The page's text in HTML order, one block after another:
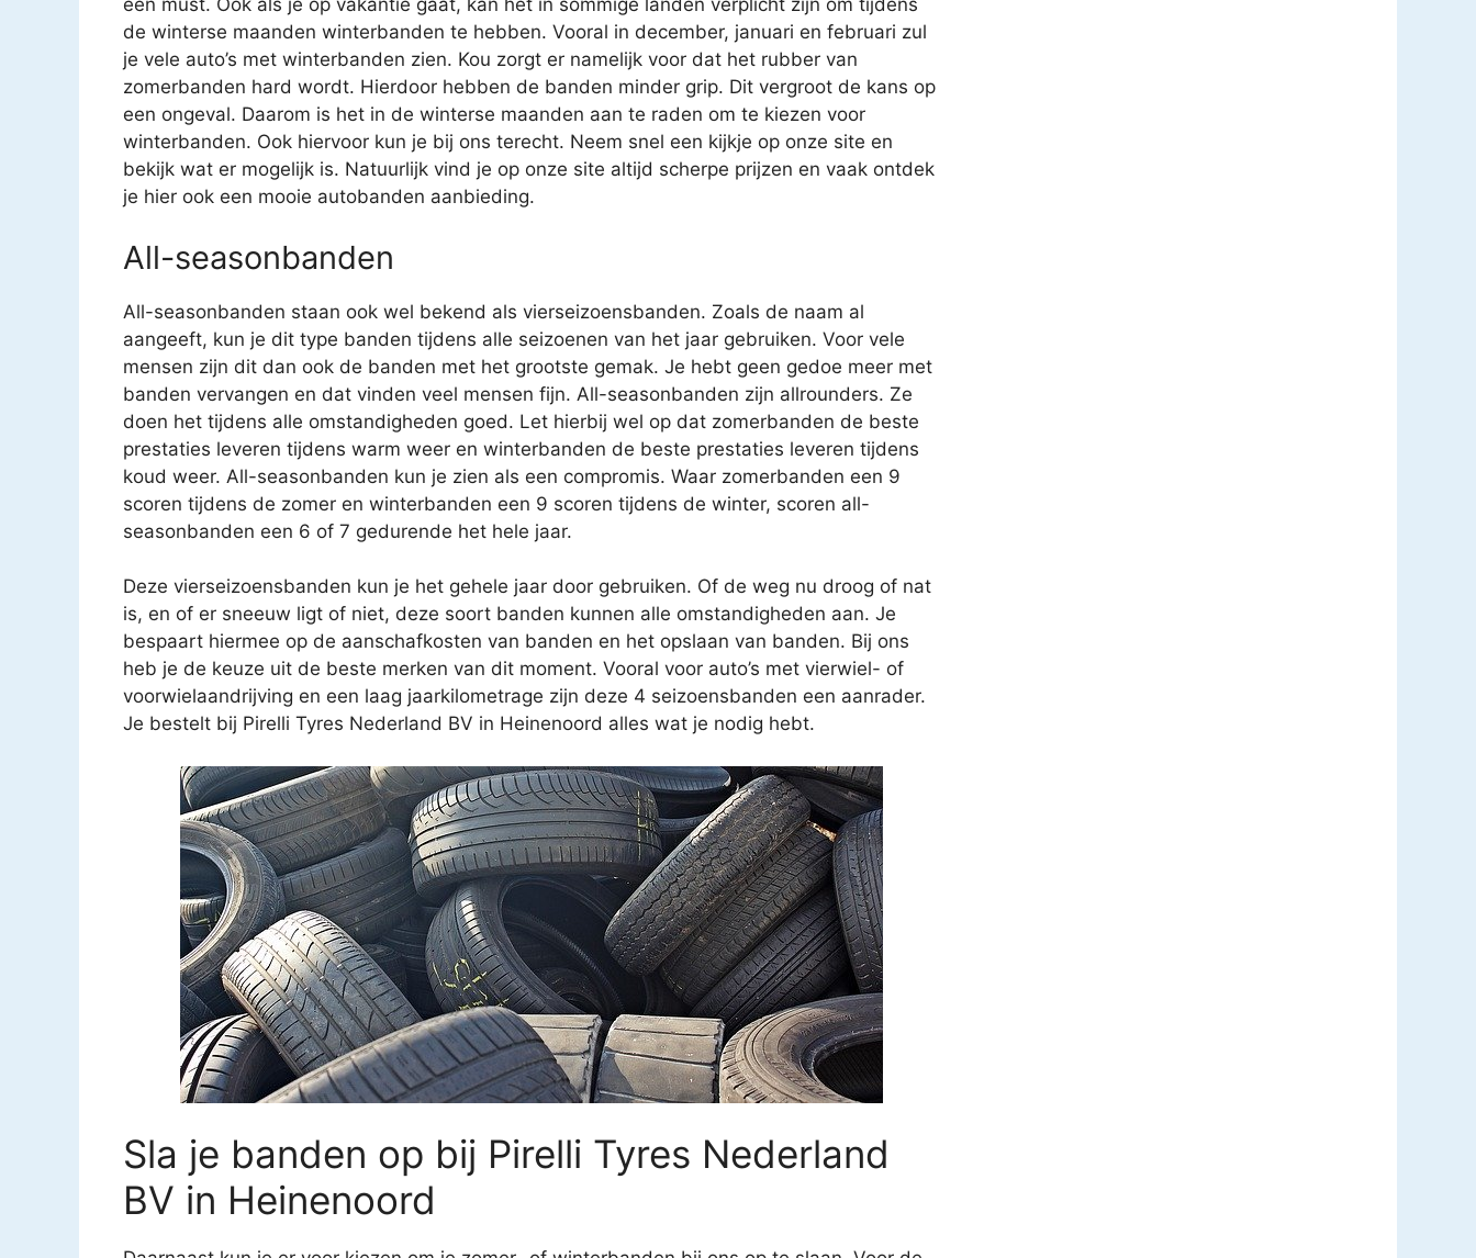
een must. Ook als je op vakantie gaat, kan het in sommige landen verplicht zijn om tijdens
de winterse maanden winterbanden te hebben. Vooral in december, januari en februari zul
je vele auto’s met winterbanden zien. Kou zorgt er namelijk voor dat het rubber van
zomerbanden hard wordt. Hierdoor hebben de banden minder grip. Dit vergroot de kans op
een ongeval. Daarom is het in de winterse maanden aan te raden om te kiezen voor
winterbanden. Ook hiervoor kun je bij ons terecht. Neem snel een kijkje op onze site en
bekijk wat er mogelijk is. Natuurlijk vind je op onze site altijd scherpe prijzen en vaak ontdek
je hier ook een mooie autobanden aanbieding.
All-seasonbanden
All-seasonbanden staan ook wel bekend als vierseizoensbanden. Zoals de naam al
aangeeft, kun je dit type banden tijdens alle seizoenen van het jaar gebruiken. Voor vele
mensen zijn dit dan ook de banden met het grootste gemak. Je hebt geen gedoe meer met
banden vervangen en dat vinden veel mensen fijn. All-seasonbanden zijn allrounders. Ze
doen het tijdens alle omstandigheden goed. Let hierbij wel op dat zomerbanden de beste
prestaties leveren tijdens warm weer en winterbanden de beste prestaties leveren tijdens
koud weer. All-seasonbanden kun je zien als een compromis. Waar zomerbanden een 9
scoren tijdens de zomer en winterbanden een 9 scoren tijdens de winter, scoren all-
seasonbanden een 6 of 7 gedurende het hele jaar.
Deze vierseizoensbanden kun je het gehele jaar door gebruiken. Of de weg nu droog of nat
is, en of er sneeuw ligt of niet, deze soort banden kunnen alle omstandigheden aan. Je
bespaart hiermee op de aanschafkosten van banden en het opslaan van banden. Bij ons
heb je de keuze uit de beste merken van dit moment. Vooral voor auto’s met vierwiel- of
voorwielaandrijving en een laag jaarkilometrage zijn deze 4 seizoensbanden een aanrader.
Je bestelt bij Pirelli Tyres Nederland BV in Heinenoord alles wat je nodig hebt.
Sla je banden op bij Pirelli Tyres Nederland
BV in Heinenoord